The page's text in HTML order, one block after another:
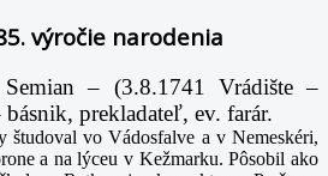
výročie narodenia
– (3.8.1741 Vrádište –
prekladateľ, ev. farár.
študoval vo Vádosfalve a v Nemeskéri,
a na lýceu v Kežmarku. Pôsobil ako